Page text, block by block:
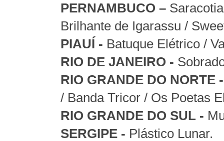
PERNAMBUCO –
Brilhante de Igarassu /
PIAUÍ - Batuque Elétrico /
RIO DE JANEIRO -
RIO GRANDE DO NORTE
/ Banda Tricor / Os Poetas
RIO GRANDE DO SUL -
SERGIPE - Plástico Lunar.